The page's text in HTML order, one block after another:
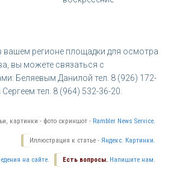
вашем регионе площадки для осмотра
вы можете связаться с
Беляевым Данилой тел. 8 (926) 172-
тел. 8 (964) 532-36-20.
картинки - фото скриншот - Rambler News Service.
Иллюстрация к статье - Яндекс. Картинки.
Есть вопросы. Напишите нам.
на сайте.